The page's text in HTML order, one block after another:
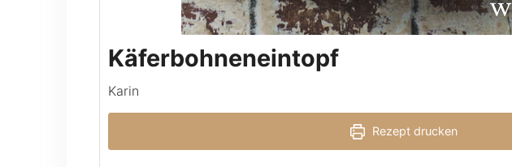
Käferbohneneintopf
Karin
Rezept drucken